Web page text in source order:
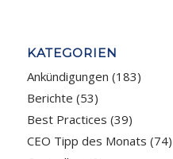
KATEGORIEN
Ankündigungen (183)
Berichte (53)
Best Practices (39)
CEO Tipp des Monats (74)